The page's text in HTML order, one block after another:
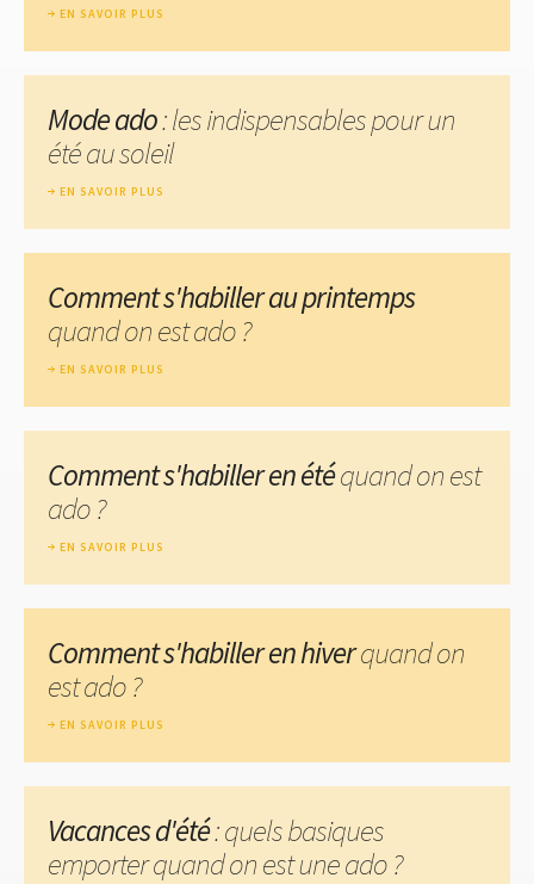
EN SAVOIR PLUS
Mode ado: les indispensables pour un
été au soleil
EN SAVOIR PLUS
Comment s'habiller au printemps
quand on est ado ?
EN SAVOIR PLUS
Comment s'habiller en étéquand on est
ado ?
EN SAVOIR PLUS
Comment s'habiller en hiverquand on
est ado ?
EN SAVOIR PLUS
Vacances d'été: quels basiques
emporter quand on est une ado ?